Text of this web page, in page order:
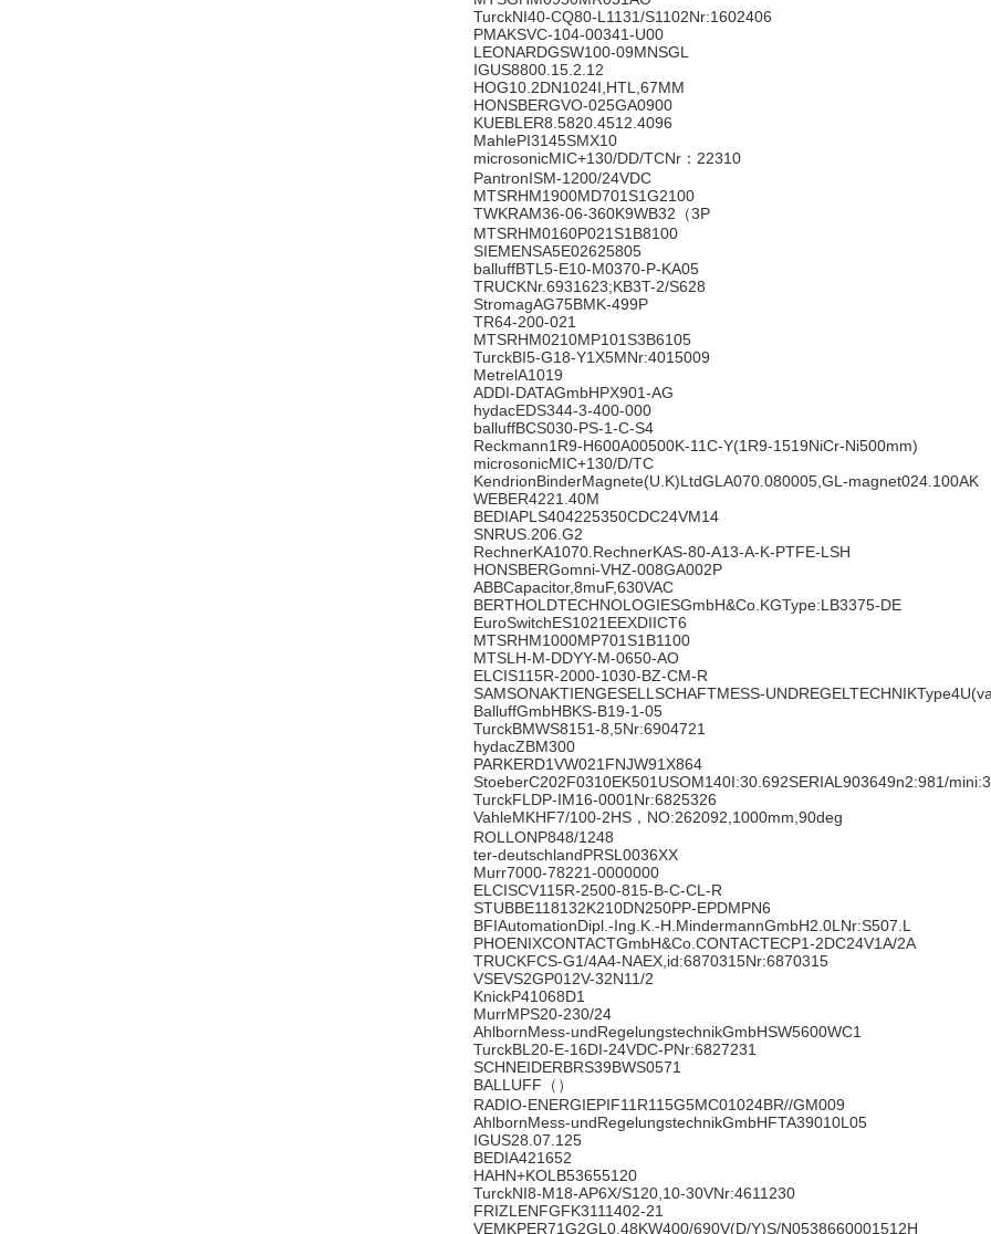
TurckNI40-CQ80-L1131/S1102Nr:1602406
PMAKSVC-104-00341-U00
LEONARDGSW100-09MNSGL
IGUS8800.15.2.12
HOG10.2DN1024I,HTL,67MM
HONSBERGVO-025GA0900
KUEBLER8.5820.4512.4096
MahlePI3145SMX10
microsonicMIC+130/DD/TCNr：22310
PantronISM-1200/24VDC
MTSRHM1900MD701S1G2100
TWKRAM36-06-360K9WB32（3P
MTSRHM0160P021S1B8100
SIEMENSA5E02625805
balluffBTL5-E10-M0370-P-KA05
TRUCKNr.6931623;KB3T-2/S628
StromagAG75BMK-499P
TR64-200-021
MTSRHM0210MP101S3B6105
TurckBI5-G18-Y1X5MNr:4015009
MetrelA1019
ADDI-DATAGmbHPX901-AG
hydacEDS344-3-400-000
balluffBCS030-PS-1-C-S4
Reckmann1R9-H600A00500K-11C-Y(1R9-1519NiCr-Ni500mm)
microsonicMIC+130/D/TC
KendrionBinderMagnete(U.K)LtdGLA070.080005,GL-magnet024.100AK
WEBER4221.40M
BEDIAPLS404225350CDC24VM14
SNRUS.206.G2
RechnerKA1070.RechnerKAS-80-A13-A-K-PTFE-LSH
HONSBERGomni-VHZ-008GA002P
ABBCapacitor,8muF,630VAC
BERTHOLDTECHNOLOGIESGmbH&Co.KGType:LB3375-DE
EuroSwitchES1021EEXDIICT6
MTSRHM1000MP701S1B1100
MTSLH-M-DDYY-M-0650-AO
ELCIS115R-2000-1030-BZ-CM-R
SAMSONAKTIENGESELLSCHAFTMESS-
BalluffGmbHBKS-B19-1-05
TurckBMWS8151-8,5Nr:6904721
hydacZBM300
PARKERD1VW021FNJW91X864
StoeberC202F0310EK501USOM140I:30.692SERIAL903649n2:981/
TurckFLDP-IM16-0001Nr:6825326
VahleMKHF7/100-2HS，NO:262092,1000mm,90deg
ROLLONP848/1248
ter-deutschlandPRSL0036XX
Murr7000-78221-0000000
ELCISCV115R-2500-815-B-C-CL-R
STUBBE118132K210DN250PP-EPDMPN6
BFIAutomationDipl.-Ing.K.-H.MindermannGmbH2.0LNr:S507.L
PHOENIXCONTACTGmbH&Co.CONTACTECP1-2DC24V1A/2A
TRUCKFCS-G1/4A4-NAEX,id:6870315Nr:6870315
VSEVS2GP012V-32N11/2
KnickP41068D1
MurrMPS20-230/24
AhlbornMess-undRegelungstechnikGmbHSW5600WC1
TurckBL20-E-16DI-24VDC-PNr:6827231
SCHNEIDERBRS39BWS0571
BALLUFF（）
RADIO-ENERGIEPIF11R115G5MC01024BR//GM009
AhlbornMess-undRegelungstechnikGmbHFTA39010L05
IGUS28.07.125
BEDIA421652
HAHN+KOLB53655120
TurckNI8-M18-AP6X/S120,10-30VNr:4611230
FRIZLENFGFK3111402-21
VEMKPER71G2GL0.48KW400/690V(D/Y)S/N0538660001512H